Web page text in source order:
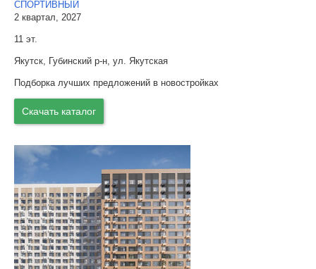
СПОРТИВНЫЙ
2 квартал, 2027
11 эт.
Якутск, Губинский р-н, ул. Якутская
Подборка лучших предложений в новостройках
Скачать каталог